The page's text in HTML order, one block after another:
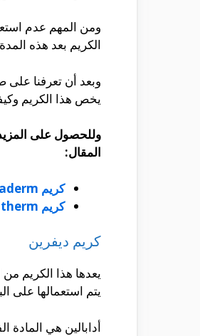
ومن المهم عدم
الكريم بعد هذه
وبعد أن تعرفنا
يخص هذا الكريم
وللحصول على
المقال:
كريم mineaderm لحب الشباب
كريم ivatherm لحب الشباب
كريم ديفرين
يعدها هذا الكريم
يتم استعمالها على
أدابالين هي